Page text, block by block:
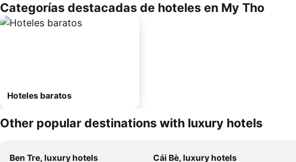
Categorías destacadas de hoteles en My Tho
Hoteles baratos
Other popular destinations with luxury hotels
Ben Tre, luxury hotels Cái Bè, luxury hotels